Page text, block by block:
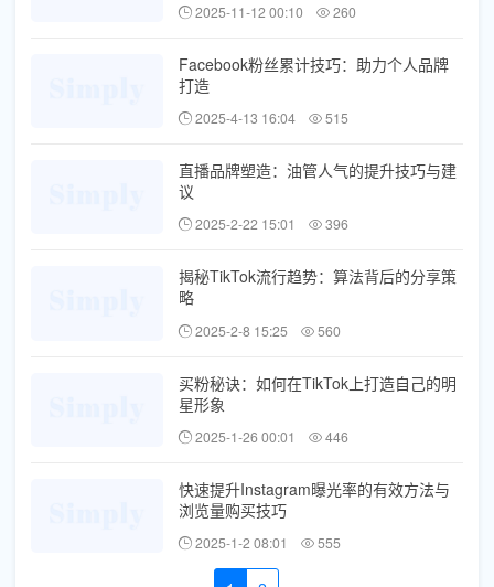
2025-11-12 00:10 260
Facebook粉丝累计技巧：助力个人品牌
打造
2025-4-13 16:04 515
直播品牌塑造：油管人气的提升技巧与建
议
2025-2-22 15:01 396
揭秘TikTok流行趋势：算法背后的分享策
略
2025-2-8 15:25 560
买粉秘诀：如何在TikTok上打造自己的明
星形象
2025-1-26 00:01 446
快速提升Instagram曝光率的有效方法与
浏览量购买技巧
2025-1-2 08:01 555